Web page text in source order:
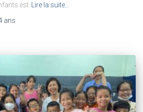
est
Lire la suite…
ans